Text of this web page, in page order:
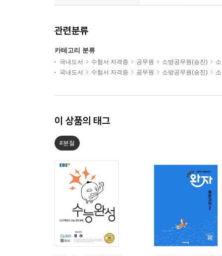
관련분류
카테고리 분류
국내도서 수험서 자격증 공무원 소방공무원(승진)
국내도서
수험서 자격증 공무원 소방공무원(승진)
이 상품의 태그
#분철